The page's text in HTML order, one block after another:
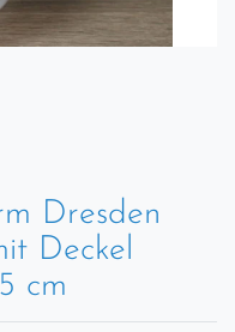
Dresden
Deckel
cm